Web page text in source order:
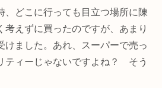
、どこに行っても目立つ場所に陳
考えずに買ったのですが、あまり
けました。あれ、スーパーで売っ
ティーじゃないですよね？ そう